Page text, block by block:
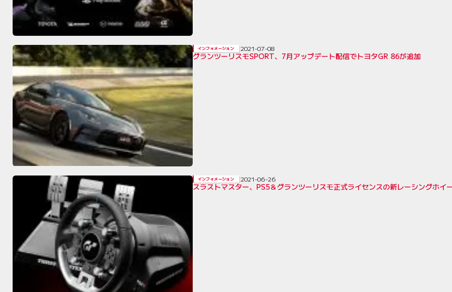
グランツーリスモSPORT、7月アップデート配信でトヨタGR 86が追加
インフォメーション 2021-07-08
スラストマスター、PS5＆グランツーリスモ正式ライセンスの新レーシングホイ
インフォメーション 2021-06-26